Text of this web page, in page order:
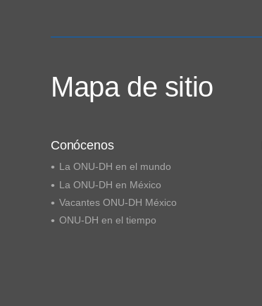
Mapa de sitio
Conócenos
La ONU-DH en el mundo
La ONU-DH en México
Vacantes ONU-DH México
ONU-DH en el tiempo